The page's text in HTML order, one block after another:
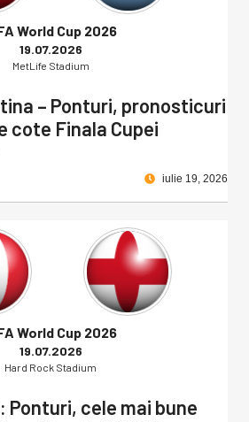
World Cup 2026
19.07.2026
MetLife Stadium
– Ponturi, pronosticuri
cote Finala Cupei
iulie 19, 2026
World Cup 2026
19.07.2026
Hard Rock Stadium
Ponturi, cele mai bune